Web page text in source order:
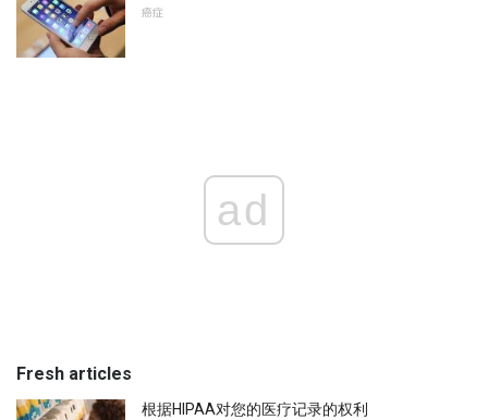
癌症
ad
Fresh articles
根据HIPAA对您的医疗记录的权利